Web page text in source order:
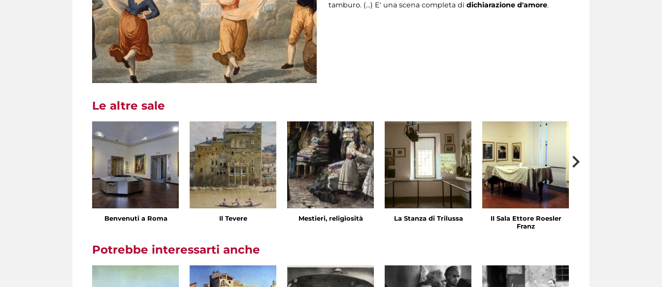
tamburo. (...) E' una scena completa didichiarazione d'amore.
Le altre sale
Benvenuti a Roma Il Tevere Mestieri, religiosità La Stanza di Trilussa
II Sala Ettore Roesler
Franz
Potrebbe interessarti anche